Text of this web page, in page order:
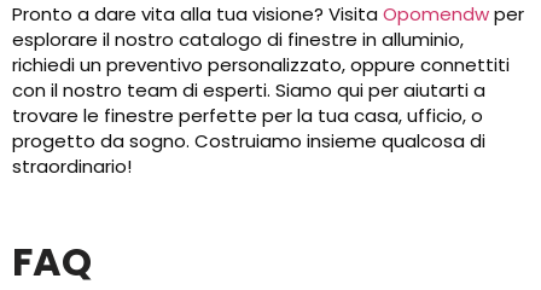
Pronto a dare vita alla tua visione? Visita Opomendwper
esplorare il nostro catalogo di finestre in alluminio,
richiedi un preventivo personalizzato, oppure connettiti
con il nostro team di esperti. Siamo qui per aiutarti a
trovare le finestre perfette per la tua casa, ufficio, o
progetto da sogno. Costruiamo insieme qualcosa di
straordinario!
FAQ